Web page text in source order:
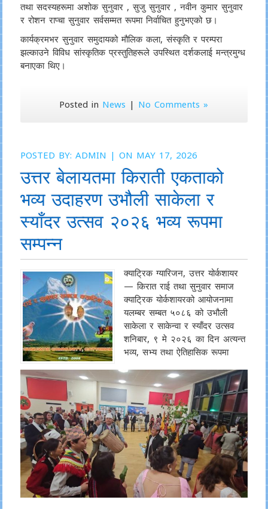
तथा सदस्यहरूमा अशोक सुनुवार , सुजु सुनुवार , नवीन कुमार सुनुवार
र रोशन राप्चा सुनुवार सर्वसम्मत रूपमा निर्वाचित हुनुभएको छ।
कार्यक्रमभर सुनुवार समुदायको मौलिक कला, संस्कृति र परम्परा
झल्काउने विविध सांस्कृतिक प्रस्तुतिहरूले उपस्थित दर्शकलाई मन्त्रमुग्ध
बनाएका थिए।
Posted in News | No Comments »
POSTED BY: ADMIN | ON MAY 17, 2026
उत्तर बेलायतमा किराती एकताको
भव्य उदाहरण उभौली साकेला र
स्याँदर उत्सव २०२६ भव्य रूपमा
सम्पन्न
क्याट्रिक ग्यारिजन, उत्तर योर्कशायर
— किरात राई तथा सुनुवार समाज
क्याट्रिक योर्कशायरको आयोजनामा
यलम्बर सम्बत ५०८६ को उभौली
साकेला र साकेन्वा र स्याँदर उत्सव
शनिबार, ९ मे २०२६ का दिन अत्यन्त
भव्य, सभ्य तथा ऐतिहासिक रूपमा